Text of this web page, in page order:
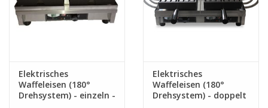
Elektrisches
Waffeleisen (180°
Drehsystem) - einzeln -
Elektrisches
Waffeleisen (180°
Drehsystem) - doppelt